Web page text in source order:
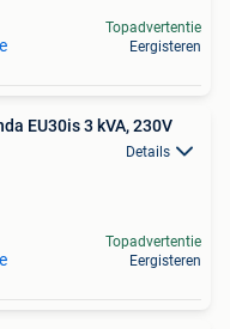
Topadvertentie
Eergisteren
EU30is 3 kVA, 230V
Details
Topadvertentie
Eergisteren